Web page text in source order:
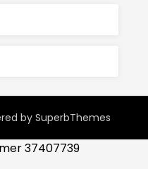
bySuperbThemes
37407739